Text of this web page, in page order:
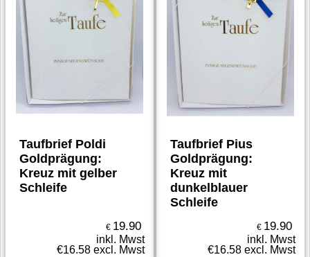
Taufbrief Poldi
Goldprägung:
Kreuz mit gelber
Schleife
€ 19.90
inkl. Mwst
€16.58 excl. Mwst
Taufbrief Pius
Goldprägung:
Kreuz mit
dunkelblauer
Schleife
€ 19.90
inkl. Mwst
€16.58 excl. Mwst